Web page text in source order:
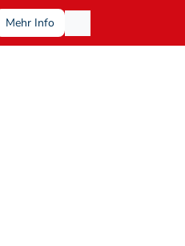
Mehr Info